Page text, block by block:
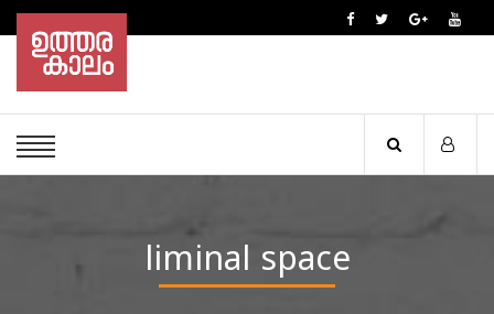
liminal space